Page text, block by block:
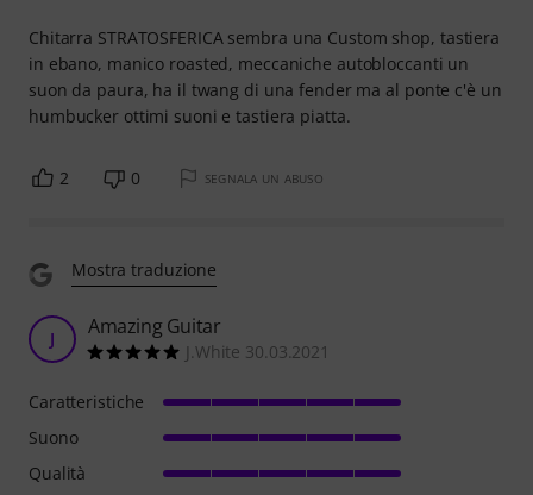
Chitarra STRATOSFERICA sembra una Custom shop, tastiera
in ebano, manico roasted, meccaniche autobloccanti un
suon da paura, ha il twang di una fender ma al ponte c'è un
humbucker ottimi suoni e tastiera piatta.
2 0 SEGNALA UN ABUSO
Mostra traduzione
J Amazing Guitar
J.White 30.03.2021
Caratteristiche
Suono
Qualità